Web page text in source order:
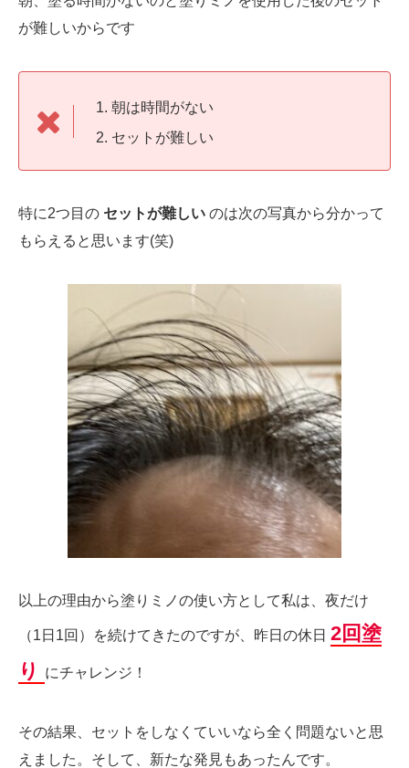
が難しいからです
朝は時間がない
セットが難しい
特に2つ目の セットが難しい のは次の写真から分かって
もらえると思います(笑)
以上の理由から塗りミノの使い方として私は、夜だけ
（1日1回）を続けてきたのですが、昨日の休日 2回塗
り
にチャレンジ！
その結果、セットをしなくていいなら全く問題ないと思
えました。そして、新たな発見もあったんです。